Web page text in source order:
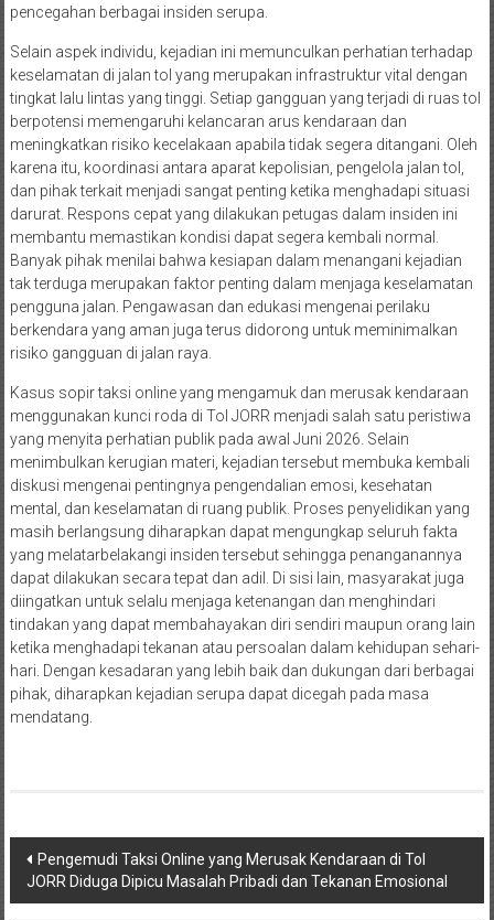
pencegahan berbagai insiden serupa.
Selain aspek individu, kejadian ini memunculkan perhatian terhadap
keselamatan di jalan tol yang merupakan infrastruktur vital dengan
tingkat lalu lintas yang tinggi. Setiap gangguan yang terjadi di ruas tol
berpotensi memengaruhi kelancaran arus kendaraan dan
meningkatkan risiko kecelakaan apabila tidak segera ditangani. Oleh
karena itu, koordinasi antara aparat kepolisian, pengelola jalan tol,
dan pihak terkait menjadi sangat penting ketika menghadapi situasi
darurat. Respons cepat yang dilakukan petugas dalam insiden ini
membantu memastikan kondisi dapat segera kembali normal.
Banyak pihak menilai bahwa kesiapan dalam menangani kejadian
tak terduga merupakan faktor penting dalam menjaga keselamatan
pengguna jalan. Pengawasan dan edukasi mengenai perilaku
berkendara yang aman juga terus didorong untuk meminimalkan
risiko gangguan di jalan raya.
Kasus sopir taksi online yang mengamuk dan merusak kendaraan
menggunakan kunci roda di Tol JORR menjadi salah satu peristiwa
yang menyita perhatian publik pada awal Juni 2026. Selain
menimbulkan kerugian materi, kejadian tersebut membuka kembali
diskusi mengenai pentingnya pengendalian emosi, kesehatan
mental, dan keselamatan di ruang publik. Proses penyelidikan yang
masih berlangsung diharapkan dapat mengungkap seluruh fakta
yang melatarbelakangi insiden tersebut sehingga penanganannya
dapat dilakukan secara tepat dan adil. Di sisi lain, masyarakat juga
diingatkan untuk selalu menjaga ketenangan dan menghindari
tindakan yang dapat membahayakan diri sendiri maupun orang lain
ketika menghadapi tekanan atau persoalan dalam kehidupan sehari-
hari. Dengan kesadaran yang lebih baik dan dukungan dari berbagai
pihak, diharapkan kejadian serupa dapat dicegah pada masa
mendatang.
Navigasi
pos
Pengemudi Taksi Online yang Merusak Kendaraan di Tol
JORR Diduga Dipicu Masalah Pribadi dan Tekanan Emosional